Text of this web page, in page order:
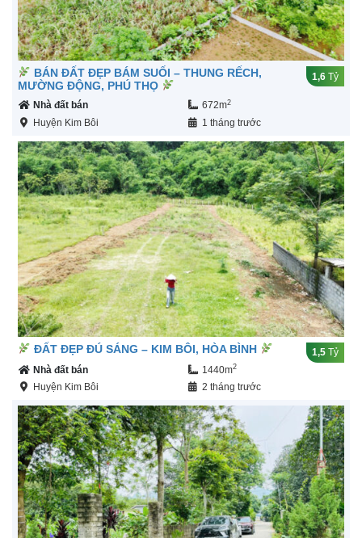
BÁN ĐẤT ĐẸP BÁM SUỐI – THUNG RẾCH,
MƯỜNG ĐỘNG, PHÚ THỌ
1,6 Tỷ
Nhà đất bán 672m2
Huyện Kim Bôi 1 tháng trước
ĐẤT ĐẸP ĐÚ SÁNG – KIM BÔI, HÒA BÌNH 1,5 Tỷ
Nhà đất bán
1440m2
Huyện Kim Bôi 2 tháng trước